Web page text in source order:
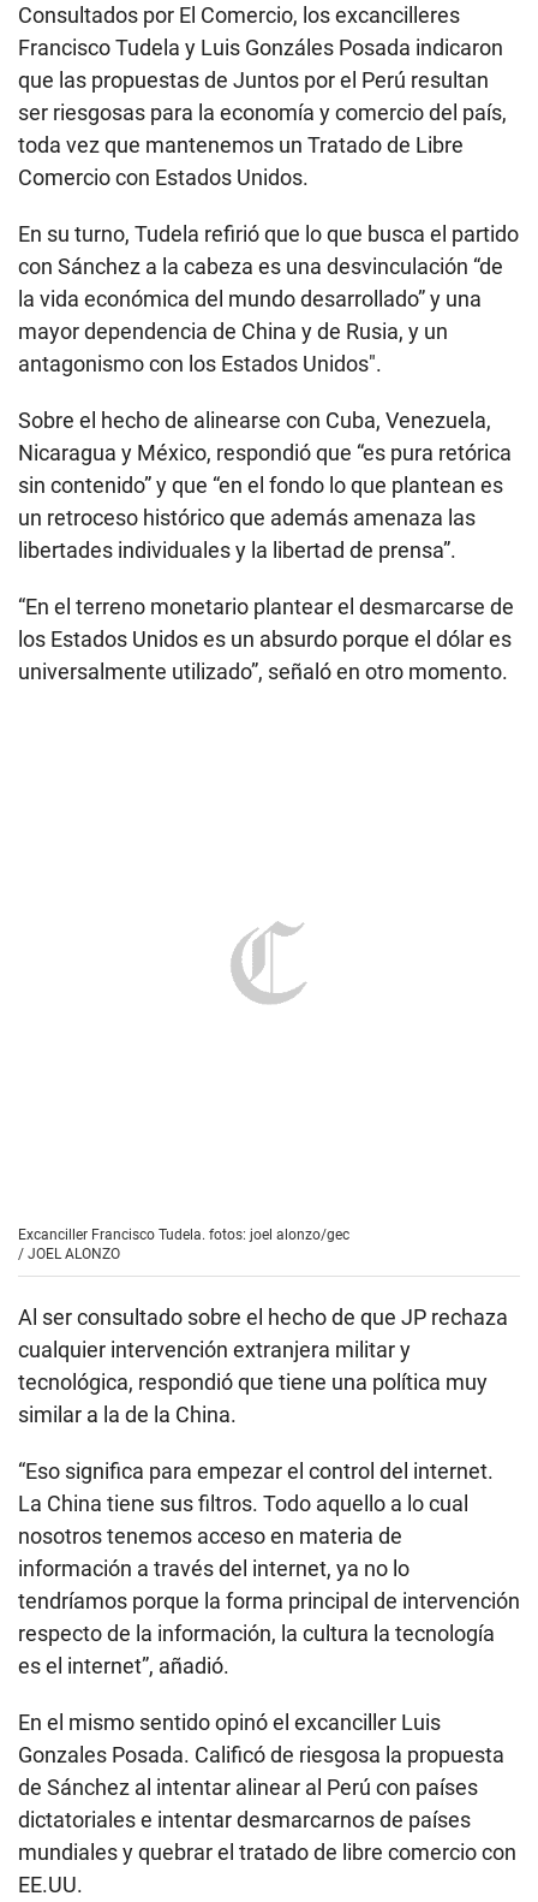
Consultados por El Comercio, los excancilleres
Francisco Tudela y Luis Gonzáles Posada indicaron
que las propuestas de Juntos por el Perú resultan
ser riesgosas para la economía y comercio del país,
toda vez que mantenemos un Tratado de Libre
Comercio con Estados Unidos.
En su turno, Tudela refirió que lo que busca el partido
con Sánchez a la cabeza es una desvinculación “de
la vida económica del mundo desarrollado” y una
mayor dependencia de China y de Rusia, y un
antagonismo con los Estados Unidos".
Sobre el hecho de alinearse con Cuba, Venezuela,
Nicaragua y México, respondió que “es pura retórica
sin contenido” y que “en el fondo lo que plantean es
un retroceso histórico que además amenaza las
libertades individuales y la libertad de prensa”.
“En el terreno monetario plantear el desmarcarse de
los Estados Unidos es un absurdo porque el dólar es
universalmente utilizado”, señaló en otro momento.
Excanciller Francisco Tudela. fotos: joel alonzo/gec
/ JOEL ALONZO
Al ser consultado sobre el hecho de que JP rechaza
cualquier intervención extranjera militar y
tecnológica, respondió que tiene una política muy
similar a la de la China.
“Eso significa para empezar el control del internet.
La China tiene sus filtros. Todo aquello a lo cual
nosotros tenemos acceso en materia de
información a través del internet, ya no lo
tendríamos porque la forma principal de intervención
respecto de la información, la cultura la tecnología
es el internet”, añadió.
En el mismo sentido opinó el excanciller Luis
Gonzales Posada. Calificó de riesgosa la propuesta
de Sánchez al intentar alinear al Perú con países
dictatoriales e intentar desmarcarnos de países
mundiales y quebrar el tratado de libre comercio con
EE.UU.